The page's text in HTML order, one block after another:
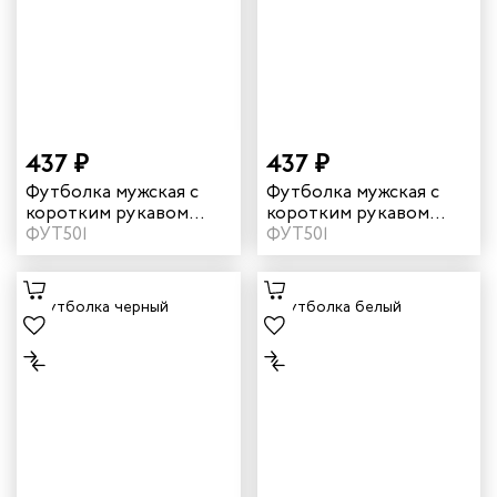
437 ₽
Футболка мужская с
коротким рукавом
цвет зеленый
ФУТ501
437 ₽
Футболка мужская с
коротким рукавом
цвет темно-синий
ФУТ501